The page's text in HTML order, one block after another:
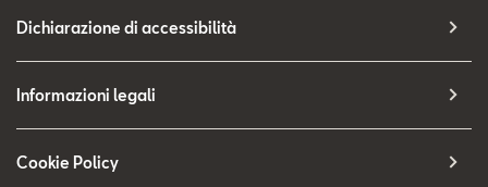
Dichiarazione di accessibilità
Informazioni legali
Cookie Policy